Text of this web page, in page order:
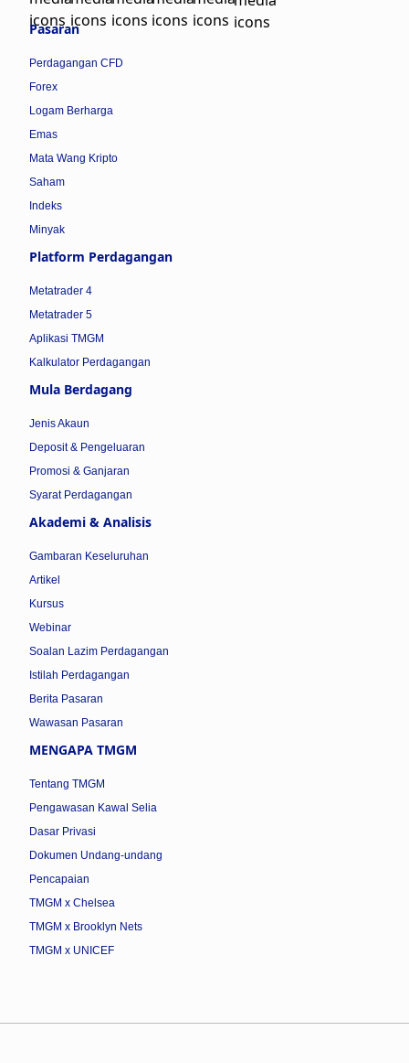
Pasaran
Perdagangan CFD
Forex
Logam Berharga
Emas
Mata Wang Kripto
Saham
Indeks
Minyak
Platform Perdagangan
Metatrader 4
Metatrader 5
Aplikasi TMGM
Kalkulator Perdagangan
Mula Berdagang
Jenis Akaun
Deposit & Pengeluaran
Promosi & Ganjaran
Syarat Perdagangan
Akademi & Analisis
Gambaran Keseluruhan
Artikel
Kursus
Webinar
Soalan Lazim Perdagangan
Istilah Perdagangan
Berita Pasaran
Wawasan Pasaran
MENGAPA TMGM
Tentang TMGM
Pengawasan Kawal Selia
Dasar Privasi
Dokumen Undang-undang
Pencapaian
TMGM x Chelsea
TMGM x Brooklyn Nets
TMGM x UNICEF